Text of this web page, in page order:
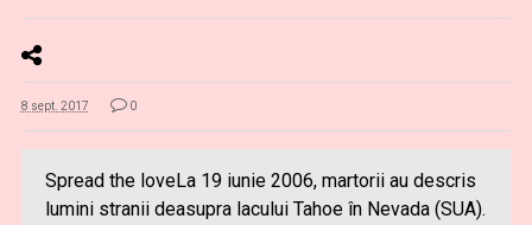
8 sept. 2017 0
Spread the loveLa 19 iunie 2006, martorii au descris
lumini stranii deasupra lacului Tahoe în Nevada (SUA).